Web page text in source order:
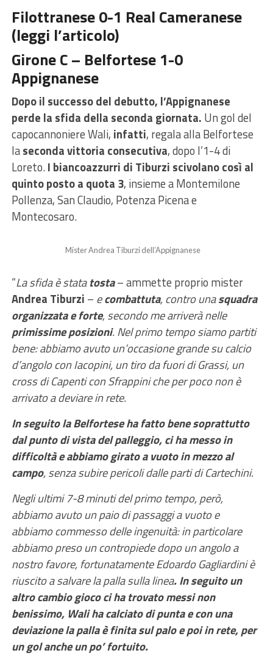
Filottranese 0-1 Real Cameranese
(leggi l’articolo)
Girone C – Belfortese 1-0
Appignanese
Dopo il successo del debutto, l’Appignanese
perde la sfida della seconda giornata. Un gol del
capocannoniere Wali, infatti, regala alla Belfortese
laseconda vittoria consecutiva, dopo l’1-4 di
Loreto.I biancoazzurri di Tiburzi scivolano così al
quinto posto a quota 3, insieme a Montemilone
Pollenza, San Claudio, Potenza Picena e
Montecosaro.
Mister Andrea Tiburzi dell’Appignanese
“La sfida è statatosta– ammette proprio mister
Andrea Tiburzi – ecombattuta, contro unasquadra
organizzata eforte, secondo me arriverà nelle
primissime posizioni. Nel primo tempo siamo partiti
bene: abbiamo avuto un’occasione grande su calcio
d’angolo con Iacopini, un tiro da fuori di Grassi, un
cross di Capenti con Sfrappini che per poco non è
arrivato a deviare in rete.
In seguito la Belfortese ha fatto bene soprattutto
dal punto di vista del palleggio, ci ha messo in
difficoltà e abbiamo girato a vuoto in mezzo al
campo, senza subire pericoli dalle parti di Cartechini.
Negli ultimi 7-8 minuti del primo tempo, però,
abbiamo avuto un paio di passaggi a vuoto e
abbiamo commesso delle ingenuità: in particolare
abbiamo preso un contropiede dopo un angolo a
nostro favore, fortunatamente Edoardo Gagliardini è
riuscito a salvare la palla sulla linea. In seguito un
altro cambio gioco ci ha trovato messi non
benissimo, Wali ha calciato di punta e con una
deviazione la palla è finita sul palo e poi in rete, per
un gol anche un po’ fortuito.